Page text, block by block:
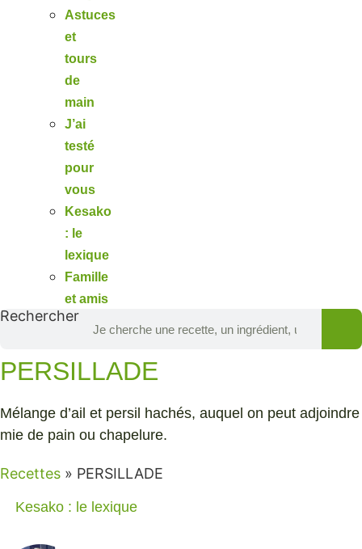
Astuces
et
tours
de
main
J’ai
testé
pour
vous
Kesako
: le
lexique
Famille
et amis
Rechercher
PERSILLADE
Mélange d’ail et persil hachés, auquel on peut adjoindre
mie de pain ou chapelure.
Recettes » PERSILLADE
Kesako : le lexique